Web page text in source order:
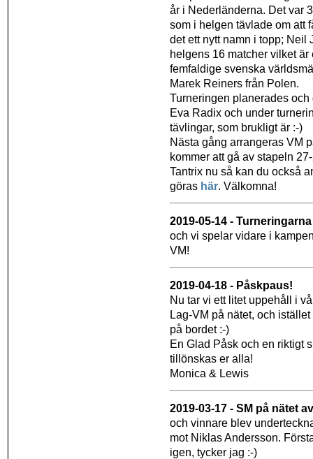
år i Nederländerna. Det var
som i helgen tävlade om att
det ett nytt namn i topp; Neil
helgens 16 matcher vilket
femfaldige svenska
Marek Reiners från Polen.
Turneringen planerades
Eva Radix och under
tävlingar, som brukligt är :-)
Nästa gång arrangeras VM
kommer att gå av stapeln
Tantrix nu så kan du också
göras här. Välkomna!
2019-05-14 -
och vi spelar vidare i
VM!
2019-04-18 - Påskpaus!
Nu tar vi ett litet uppehåll i
Lag-VM på nätet, och
på bordet :-)
En Glad Påsk och en riktigt
tillönskas er alla!
Monica & Lewis
2019-03-17 - SM på nätet
och vinnare blev
mot Niklas Andersson.
igen, tycker jag :-)